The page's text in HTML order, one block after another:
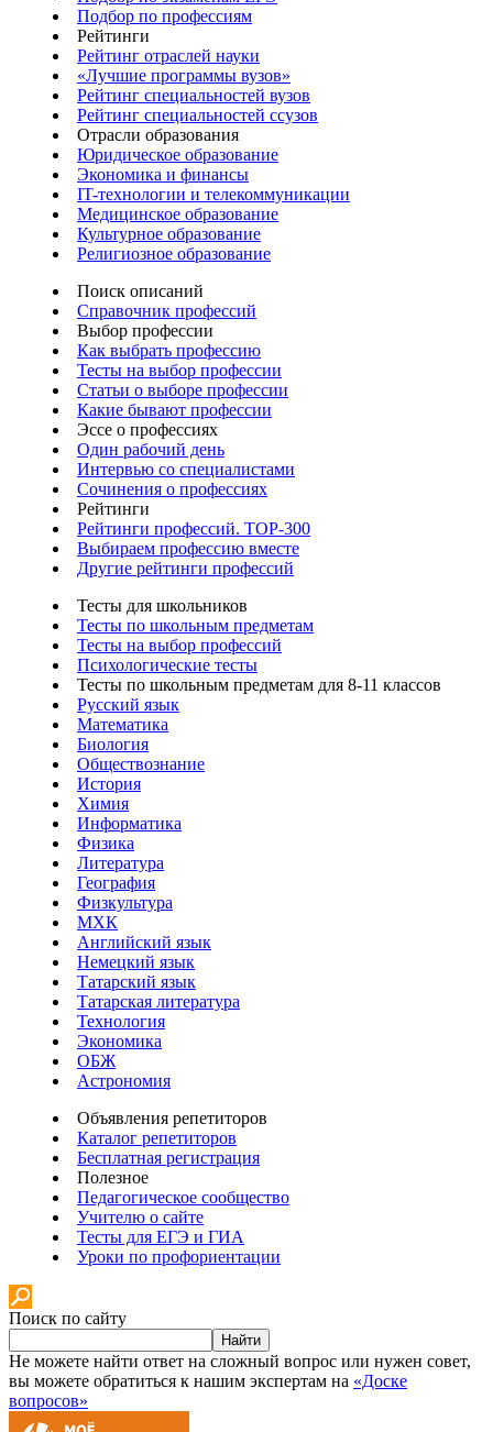
Подбор по профессиям
Рейтинги
Рейтинг отраслей науки
«Лучшие программы вузов»
Рейтинг специальностей вузов
Рейтинг специальностей ссузов
Отрасли образования
Юридическое образование
Экономика и финансы
IT-технологии и телекоммуникации
Медицинское образование
Культурное образование
Религиозное образование
Поиск описаний
Справочник профессий
Выбор профессии
Как выбрать профессию
Тесты на выбор профессии
Статьи о выборе профессии
Какие бывают профессии
Эссе о профессиях
Один рабочий день
Интервью со специалистами
Сочинения о профессиях
Рейтинги
Рейтинги профессий. TOP-300
Выбираем профессию вместе
Другие рейтинги профессий
Тесты для школьников
Тесты по школьным предметам
Тесты на выбор профессий
Психологические тесты
Тесты по школьным предметам для 8-11 классов
Русский язык
Математика
Биология
Обществознание
История
Химия
Информатика
Физика
Литература
География
Физкультура
МХК
Английский язык
Немецкий язык
Татарский язык
Татарская литература
Технология
Экономика
ОБЖ
Астрономия
Объявления репетиторов
Каталог репетиторов
Бесплатная регистрация
Полезное
Педагогическое сообщество
Учителю о сайте
Тесты для ЕГЭ и ГИА
Уроки по профориентации
Поиск по сайту
Найти
Не можете найти ответ на сложный вопрос или нужен совет,
вы можете обратиться к нашим экспертам на «Доске
вопросов»